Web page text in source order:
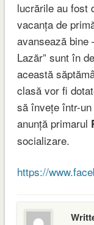
lucrările au fost
vacanța de
avansează bine
Lazăr” sunt în
această
clasă vor fi
să învețe într-
anunță primarul
socializare.
https://